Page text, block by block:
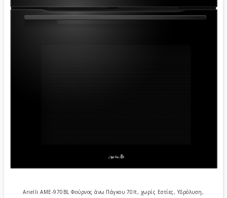
Arielli AME-970BL Φούρνος άνω Πάγκου 70lt, χωρίς Εστίες, Υδρόλυση,